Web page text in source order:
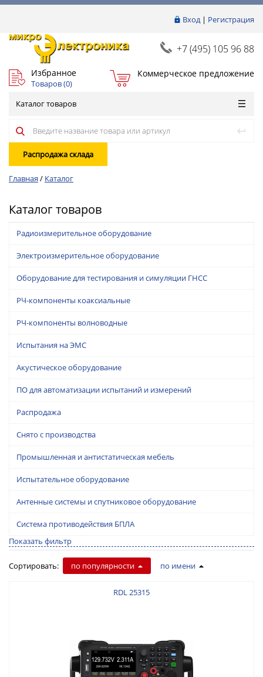
Вход| Регистрация
+7 (495) 105 96 88
Избранное
Товаров (0)
Коммерческое предложение
Каталог товаров
Распродажа склада
Главная / Каталог
Каталог товаров
Радиоизмерительное оборудование
Электроизмерительное оборудование
Оборудование для тестирования и симуляции ГНСС
РЧ-компоненты коаксиальные
РЧ-компоненты волноводные
Испытания на ЭМС
Акустическое оборудование
ПО для автоматизации испытаний и измерений
Распродажа
Снято с производства
Промышленная и антистатическая мебель
Испытательное оборудование
Антенные системы и спутниковое оборудование
Система противодействия БПЛА
Показать фильтр
Сортировать: по популярности по имени
RDL 25315